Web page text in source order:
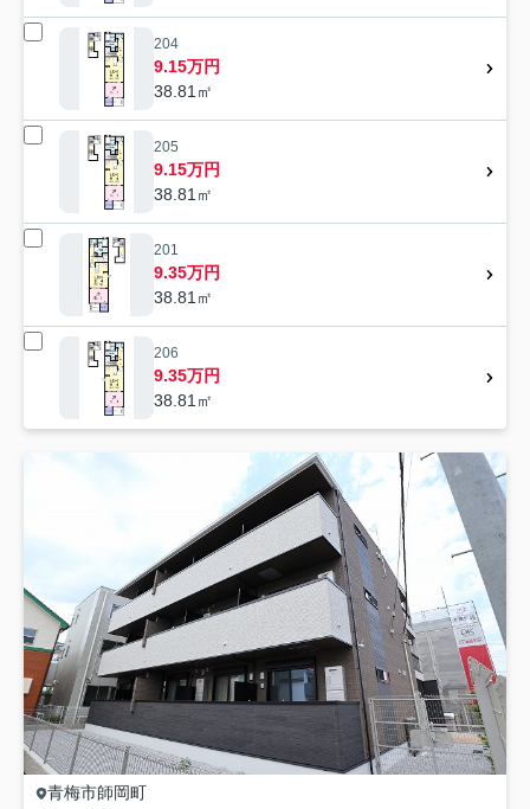
204
9.15万円
38.81㎡
205
9.15万円
38.81㎡
201
9.35万円
38.81㎡
206
9.35万円
38.81㎡
青梅市師岡町